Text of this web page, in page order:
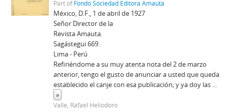
Part ofFondo Sociedad Editora Amauta
México, D.F., 1 de abril de 1927
Señor Director de la
Revista Amauta.
Sagástegui 669.
Lima - Perú
Refiriéndome a su muy atenta nota del 2 de marzo
anterior, tengo el gusto de anunciar a usted que queda
establecido el canje con esa publicación; y ya doy las ...
»
Valle, Rafael Heliodoro